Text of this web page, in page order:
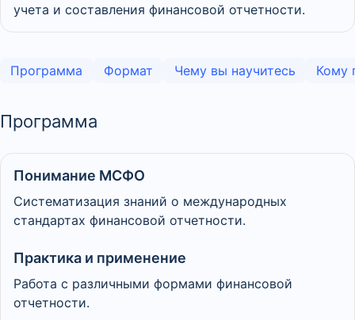
учета и составления финансовой отчетности.
Программа Формат Чему вы научитесь Кому
Программа
Понимание МСФО
Систематизация знаний о международных
стандартах финансовой отчетности.
Практика и применение
Работа с различными формами финансовой
отчетности.